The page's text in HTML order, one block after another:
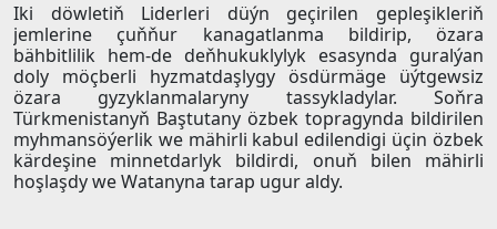
Iki döwletiň Liderleri düýn geçirilen gepleşikleriň
jemlerine çuňňur kanagatlanma bildirip, özara
bähbitlilik hem-de deňhukuklylyk esasynda guralýan
doly möçberli hyzmatdaşlygy ösdürmäge üýtgewsiz
özara gyzyklanmalaryny tassykladylar. Soňra
Türkmenistanyň Baştutany özbek topragynda bildirilen
myhmansöýerlik we mähirli kabul edilendigi üçin özbek
kärdeşine minnetdarlyk bildirdi, onuň bilen mähirli
hoşlaşdy we Watanyna tarap ugur aldy.